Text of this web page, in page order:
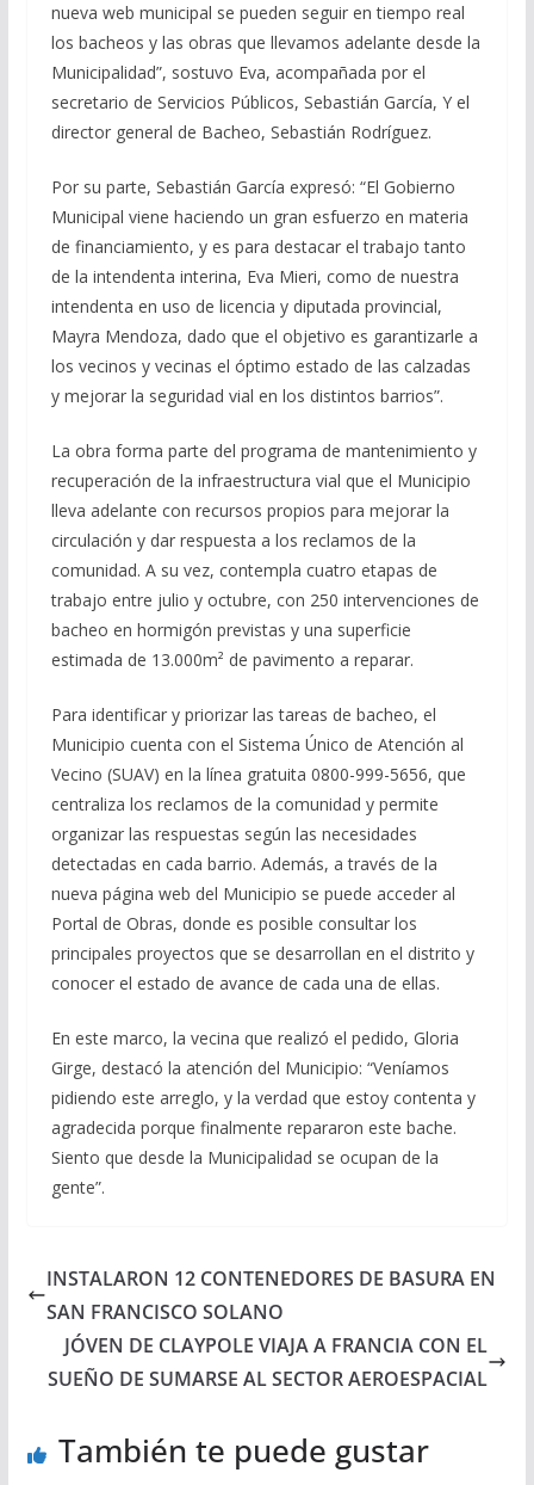
nueva web municipal se pueden seguir en tiempo real
los bacheos y las obras que llevamos adelante desde la
Municipalidad”, sostuvo Eva, acompañada por el
secretario de Servicios Públicos, Sebastián García, Y el
director general de Bacheo, Sebastián Rodríguez.
Por su parte, Sebastián García expresó: “El Gobierno
Municipal viene haciendo un gran esfuerzo en materia
de financiamiento, y es para destacar el trabajo tanto
de la intendenta interina, Eva Mieri, como de nuestra
intendenta en uso de licencia y diputada provincial,
Mayra Mendoza, dado que el objetivo es garantizarle a
los vecinos y vecinas el óptimo estado de las calzadas
y mejorar la seguridad vial en los distintos barrios”.
La obra forma parte del programa de mantenimiento y
recuperación de la infraestructura vial que el Municipio
lleva adelante con recursos propios para mejorar la
circulación y dar respuesta a los reclamos de la
comunidad. A su vez, contempla cuatro etapas de
trabajo entre julio y octubre, con 250 intervenciones de
bacheo en hormigón previstas y una superficie
estimada de 13.000m² de pavimento a reparar.
Para identificar y priorizar las tareas de bacheo, el
Municipio cuenta con el Sistema Único de Atención al
Vecino (SUAV) en la línea gratuita 0800-999-5656, que
centraliza los reclamos de la comunidad y permite
organizar las respuestas según las necesidades
detectadas en cada barrio. Además, a través de la
nueva página web del Municipio se puede acceder al
Portal de Obras, donde es posible consultar los
principales proyectos que se desarrollan en el distrito y
conocer el estado de avance de cada una de ellas.
En este marco, la vecina que realizó el pedido, Gloria
Girge, destacó la atención del Municipio: “Veníamos
pidiendo este arreglo, y la verdad que estoy contenta y
agradecida porque finalmente repararon este bache.
Siento que desde la Municipalidad se ocupan de la
gente”.
INSTALARON 12 CONTENEDORES DE BASURA EN
SAN FRANCISCO SOLANO
JÓVEN DE CLAYPOLE VIAJA A FRANCIA CON EL
SUEÑO DE SUMARSE AL SECTOR AEROESPACIAL
También te puede gustar